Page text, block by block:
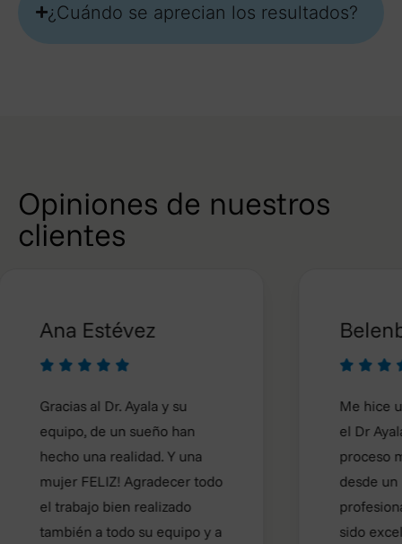
¿Cuándo se aprecian los resultados?
Opiniones de nuestros
clientes
Estévez

al Dr. Ayala y su
de un sueño han
una realidad. Y una
FELIZ! Agradecer todo
bien realizado
a todo su equipo y a
Belenbb

Me hice una
el Dr Ayala y
proceso me ha
desde un punto de
profesional y el
sido excelente. Es